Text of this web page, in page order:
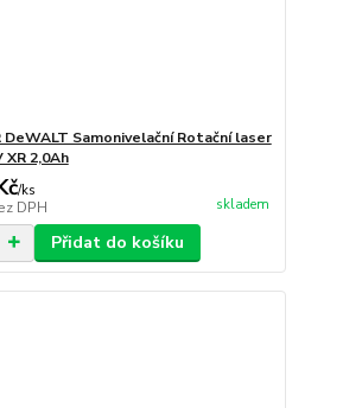
DeWALT Samonivelační Rotační laser
XR 2,0Ah
/ks
DPH skladem
Přidat do košíku